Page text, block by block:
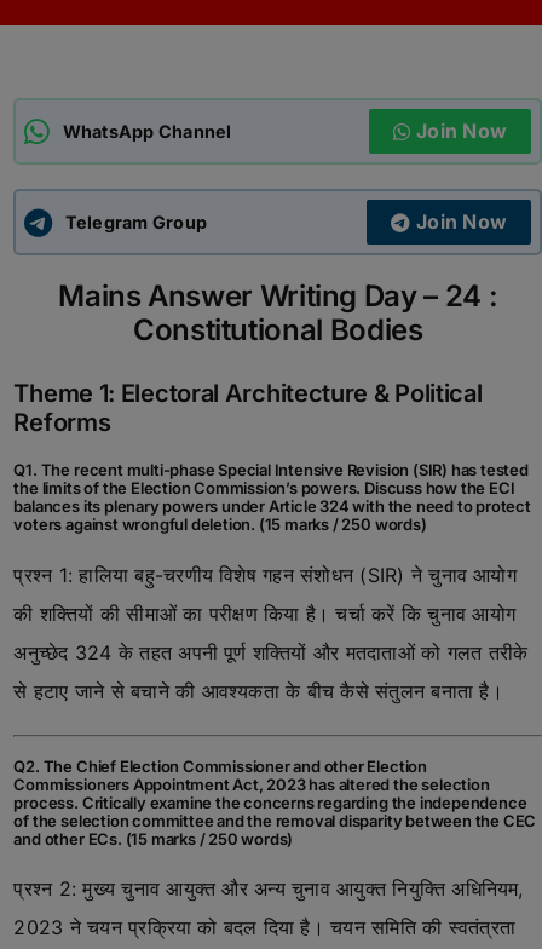
APSC CCE New
UPSC CSE
WhatsApp Channel Join Now
Telegram Group Join Now
Mains Answer Writing Day – 24 :
Constitutional Bodies
Theme 1: Electoral Architecture & Political
Reforms
Q1. The recent multi-phase Special Intensive Revision (SIR) has tested
the limits of the Election Commission’s powers. Discuss how the ECI
balances its plenary powers under Article 324 with the need to protect
voters against wrongful deletion. (15 marks / 250 words)
प्रश्न 1: हालिया बहु-चरणीय विशेष गहन संशोधन (SIR) ने चुनाव आयोग
की शक्तियों की सीमाओं का परीक्षण किया है। चर्चा करें कि चुनाव आयोग
अनुच्छेद 324 के तहत अपनी पूर्ण शक्तियों और मतदाताओं को गलत तरीके
से हटाए जाने से बचाने की आवश्यकता के बीच कैसे संतुलन बनाता है।
Q2. The Chief Election Commissioner and other Election
Commissioners Appointment Act, 2023 has altered the selection
process. Critically examine the concerns regarding the independence
of the selection committee and the removal disparity between the CEC
and other ECs. (15 marks / 250 words)
प्रश्न 2: मुख्य चुनाव आयुक्त और अन्य चुनाव आयुक्त नियुक्ति अधिनियम,
2023 ने चयन प्रक्रिया को बदल दिया है। चयन समिति की स्वतंत्रता